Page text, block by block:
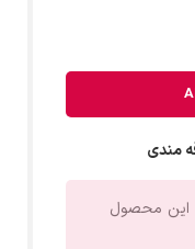
مندی
این محصول